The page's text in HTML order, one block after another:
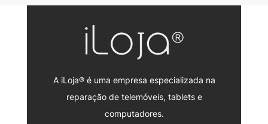
A iLoja® é uma empresa especializada na
reparação de telemóveis, tablets e
computadores.